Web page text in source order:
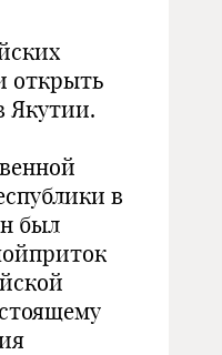
открыть
Якутии.
в
был